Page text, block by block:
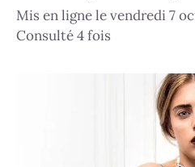
Mis en ligne le vendredi 7
Consulté 4 fois